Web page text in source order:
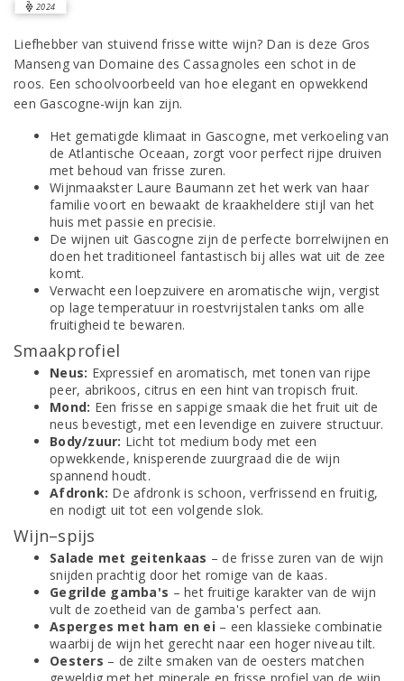
2024
Liefhebber van stuivend frisse witte wijn? Dan is deze Gros
Manseng van Domaine des Cassagnoles een schot in de
roos. Een schoolvoorbeeld van hoe elegant en opwekkend
een Gascogne-wijn kan zijn.
Het gematigde klimaat in Gascogne, met verkoeling van
de Atlantische Oceaan, zorgt voor perfect rijpe druiven
met behoud van frisse zuren.
Wijnmaakster Laure Baumann zet het werk van haar
familie voort en bewaakt de kraakheldere stijl van het
huis met passie en precisie.
De wijnen uit Gascogne zijn de perfecte borrelwijnen en
doen het traditioneel fantastisch bij alles wat uit de zee
komt.
Verwacht een loepzuivere en aromatische wijn, vergist
op lage temperatuur in roestvrijstalen tanks om alle
fruitigheid te bewaren.
Smaakprofiel
Neus: Expressief en aromatisch, met tonen van rijpe
peer, abrikoos, citrus en een hint van tropisch fruit.
Mond: Een frisse en sappige smaak die het fruit uit de
neus bevestigt, met een levendige en zuivere structuur.
Body/zuur: Licht tot medium body met een
opwekkende, knisperende zuurgraad die de wijn
spannend houdt.
Afdronk: De afdronk is schoon, verfrissend en fruitig,
en nodigt uit tot een volgende slok.
Wijn–spijs
Salade met geitenkaas – de frisse zuren van de wijn
snijden prachtig door het romige van de kaas.
Gegrilde gamba's – het fruitige karakter van de wijn
vult de zoetheid van de gamba's perfect aan.
Asperges met ham en ei– een klassieke combinatie
waarbij de wijn het gerecht naar een hoger niveau tilt.
Oesters – de zilte smaken van de oesters matchen